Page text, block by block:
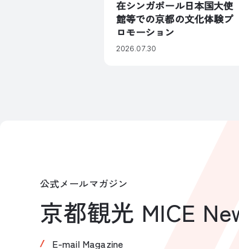
在シンガポール日本国大使
館等での京都の文化体験プ
ロモーション
2026.07.30
公式メールマガジン
京都観光 MICE
E-mail Magazine